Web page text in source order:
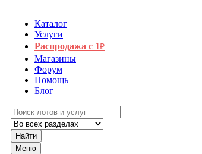
Каталог
Услуги
Распродажа с 1₽
Магазины
Форум
Помощь
Блог
Найти
Меню